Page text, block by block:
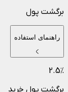
برگشت پول
راهنمای استفاده
2.5٪
برگشت پول خرید